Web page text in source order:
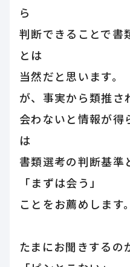
ら
判断できることで書
とは
当然だと思います。
が、事実から類推さ
会わないと情報が得
は
書類選考の判断基準
「まずは会う」
ことをお薦めします。
たまにお聞きするの